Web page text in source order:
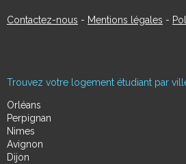
Contactez-nous - Mentions légales -
Trouvez votre logement étudiant par
Orléans
Perpignan
Nimes
Avignon
Dijon